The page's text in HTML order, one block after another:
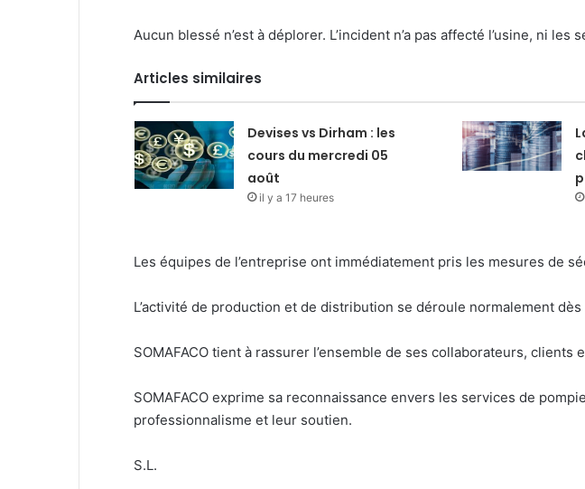
Aucun blessé n’est à déplorer. L’incident n’a pas affecté l’usine, ni les
Articles similaires
Devises vs Dirham : les
cours du mercredi 05
août
il y a 17 heures
Les équipes de l’entreprise ont immédiatement pris les mesures de
L’activité de production et de distribution se déroule normalement dès
SOMAFACO tient à rassurer l’ensemble de ses collaborateurs,
SOMAFACO exprime sa reconnaissance envers les services de
professionnalisme et leur soutien.
S.L.